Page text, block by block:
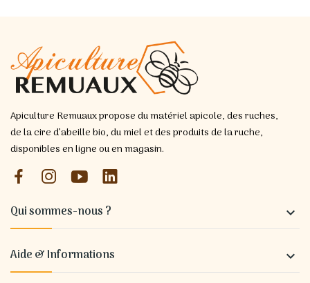
Apiculture Remuaux propose du matériel apicole, des ruches,
de la cire d’abeille bio, du miel et des produits de la ruche,
disponibles en ligne ou en magasin.
Qui sommes-nous ? 
Aide & Informations 